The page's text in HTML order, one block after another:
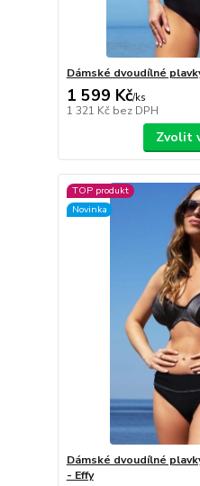
Dámské dvoudílné
1 599 Kč/ks
1 321 Kč bez DPH
Zvolit
TOP produkt
Novinka
Dámské dvoudílné
- Effy